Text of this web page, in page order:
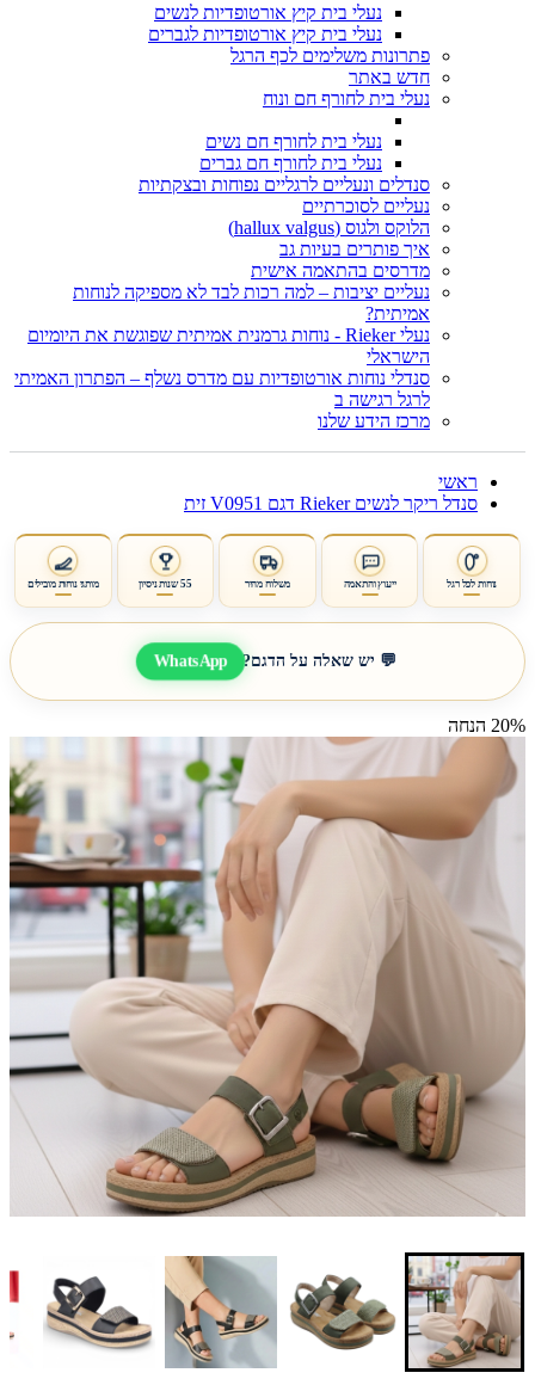
נעלי בית קיץ אורטופדיות לנשים
נעלי בית קיץ אורטופדיות לגברים
פתרונות משלימים לכף הרגל
חדש באתר
נעלי בית לחורף חם ונוח
נעלי בית לחורף חם נשים
נעלי בית לחורף חם גברים
סנדלים ונעליים לרגליים נפוחות ובצקתיות
נעליים לסוכרתיים
הלוקס ולגוס (hallux valgus)
איך פותרים בעיות גב
מדרסים בהתאמה אישית
נעליים יציבות – למה רכות לבד לא מספיקה לנוחות
אמיתית?
נעלי Rieker - נוחות גרמנית אמיתית שפוגשת את היומיום
הישראלי
סנדלי נוחות אורטופדיות עם מדרס נשלף – הפתרון האמיתי
לרגל רגישה ב
מרכז הידע שלנו
ראשי
סנדל ריקר לנשים Rieker דגם V0951 זית
נוחות לכל רגל ייעוץ והתאמה משלוח מהיר 55 שנות ניסיון מותגי נוחות מובילים
💬 יש שאלה על הדגם? WhatsApp
20% הנחה